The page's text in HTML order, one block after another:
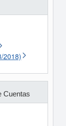
2018)
Cuentas